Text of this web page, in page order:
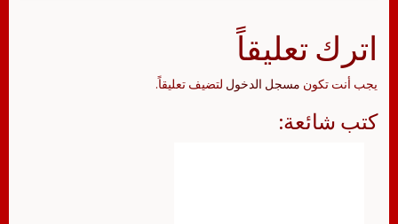
اترك تعليقاً
يجب أنت تكون مسجل الدخول لتضيف تعليقاً.
كتب شائعة: